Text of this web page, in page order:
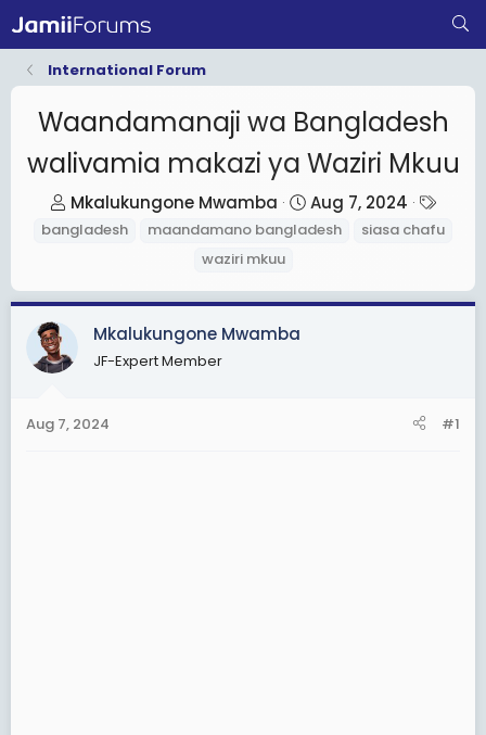
International Forum
Waandamanaji wa Bangladesh
walivamia makazi ya Waziri Mkuu
T
h
a
s
r
Mkalukungone Mwamba
S
t
t
Aug 7, 2024
T
a
bangladesh maandamano bangladesh
siasa chafu
waziri mkuu
Mkalukungone Mwamba
JF-Expert Member
Aug 7, 2024 #1